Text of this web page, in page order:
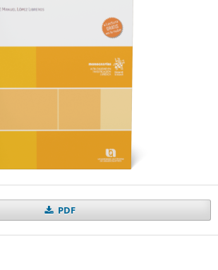
PDF